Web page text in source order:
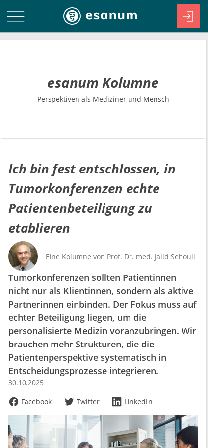
esanum Kolumne
Perspektiven als Mediziner und Mensch
Ich bin fest entschlossen, in
Tumorkonferenzen echte
Patientenbeteiligung zu
etablieren
Eine Kolumne von Prof. Dr. med. Jalid Sehouli
Tumorkonferenzen sollten Patientinnen
nicht nur als Klientinnen, sondern als aktive
Partnerinnen einbinden. Der Fokus muss auf
echter Beteiligung liegen, um die
personalisierte Medizin voranzubringen. Wir
brauchen mehr Strukturen, die die
Patientenperspektive systematisch in
Entscheidungsprozesse integrieren.
30.10.2025
Facebook
Twitter LinkedIn